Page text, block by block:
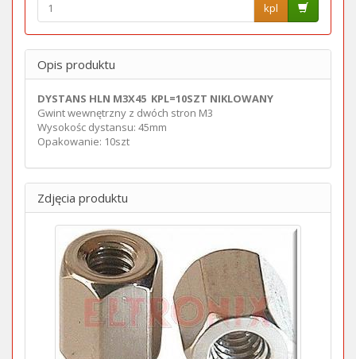
kpl
Opis produktu
DYSTANS HLN M3X45 KPL=10SZT NIKLOWANY
Gwint wewnętrzny z dwóch stron M3
Wysokośc dystansu: 45mm
Opakowanie: 10szt
Zdjęcia produktu